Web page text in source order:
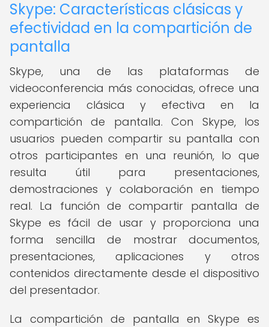
Skype: Características clásicas y
efectividad en la compartición de
pantalla
Skype, una de las plataformas de
videoconferencia más conocidas, ofrece una
experiencia clásica y efectiva en la
compartición de pantalla. Con Skype, los
usuarios pueden compartir su pantalla con
otros participantes en una reunión, lo que
resulta útil para presentaciones,
demostraciones y colaboración en tiempo
real. La función de compartir pantalla de
Skype es fácil de usar y proporciona una
forma sencilla de mostrar documentos,
presentaciones, aplicaciones y otros
contenidos directamente desde el dispositivo
del presentador.
La compartición de pantalla en Skype es